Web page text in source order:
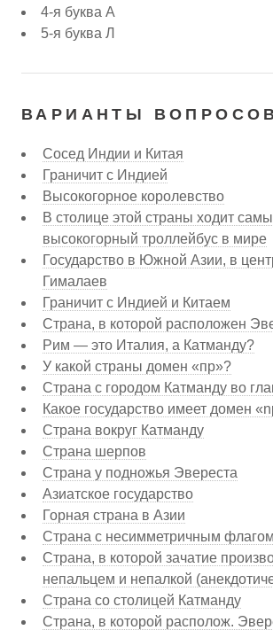
4-я буква А
5-я буква Л
ВАРИАНТЫ
Сосед Индии и Китая
Граничит с Индией
Высокогорное королевство
В столице этой страны ходит
высокогорный троллейбус в мире
Государство в Южной Азии, в
Гималаев
Граничит с Индией и Китаем
Страна, в которой расположен
Рим — это Италия, а Катманду?
У какой страны домен «пр»?
Страна с городом Катманду во
Какое государство имеет домен
Страна вокруг Катманду
Страна шерпов
Страна у подножья Эвереста
Азиатское государство
Горная страна в Азии
Страна с несимметричным флагом
Страна, в которой зачатие
непальцем и непалкой
Страна со столицей Катманду
Страна, в которой располож.